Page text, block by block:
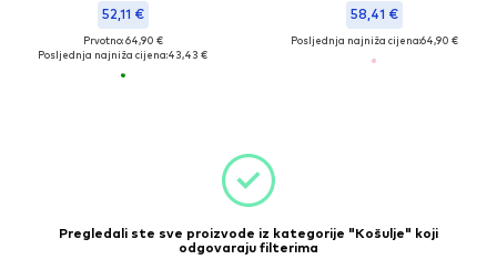
52,11 €
Prvotno: 64,90 €
Posljednja najniža cijena:43,43 €
58,41 €
Posljednja najniža cijena:64,90 €
Pregledali ste sve proizvode iz kategorije "Košulje" koji
odgovaraju filterima